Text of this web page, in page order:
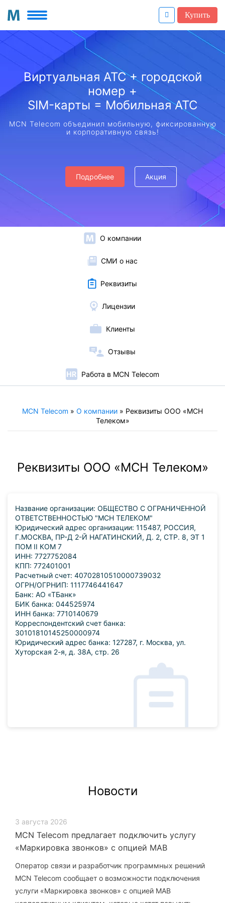
Купить
Виртуальная АТС + городской
номер +
SIM-карты = Мобильная АТС
MCN Telecom объединил мобильную, фиксированную
и корпоративную связь!
Подробнее Акция
О компании
СМИ о нас
Реквизиты
Лицензии
Клиенты
Отзывы
Работа в MCN Telecom
MCN Telecom » О компании » Реквизиты ООО «МСН
Телеком»
Реквизиты ООО «МСН Телеком»
Название организации: ОБЩЕСТВО С ОГРАНИЧЕННОЙ
ОТВЕТСТВЕННОСТЬЮ "МСН ТЕЛЕКОМ"
Юридический адрес организации: 115487, РОССИЯ,
Г.МОСКВА, ПР-Д 2-Й НАГАТИНСКИЙ, Д. 2, СТР. 8, ЭТ 1
ПОМ II КОМ 7
ИНН: 7727752084
КПП: 772401001
Расчетный счет: 40702810510000739032
ОГРН/ОГРНИП: 1117746441647
Банк: АО «ТБанк»
БИК банка: 044525974
ИНН банка: 7710140679
Корреспондентский счет банка:
30101810145250000974
Юридический адрес банка: 127287, г. Москва, ул.
Хуторская 2-я, д. 38А, стр. 26
Новости
3 августа 2026
MCN Telecom предлагает подключить услугу
«Маркировка звонков» с опцией МАВ
Оператор связи и разработчик программных решений
MCN Telecom сообщает о возможности подключения
услуги «Маркировка звонков» с опцией МАВ